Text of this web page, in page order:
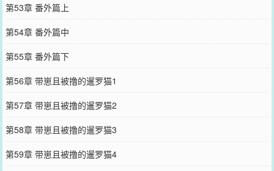
第53章 番外篇上
第54章 番外篇中
第55章 番外篇下
第56章 带崽且被撸的暹罗猫1
第57章 带崽且被撸的暹罗猫2
第58章 带崽且被撸的暹罗猫3
第59章 带崽且被撸的暹罗猫4